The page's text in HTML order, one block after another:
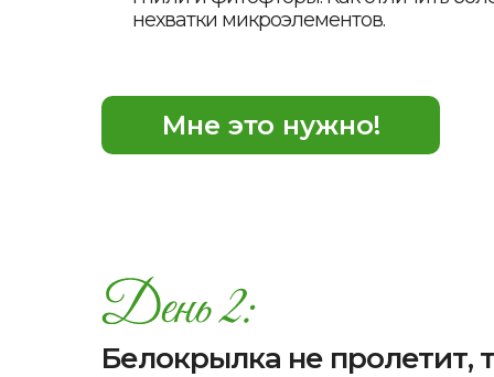
нехватки микроэлементов.
Мне это нужно!
Белокрылка не пролетит,